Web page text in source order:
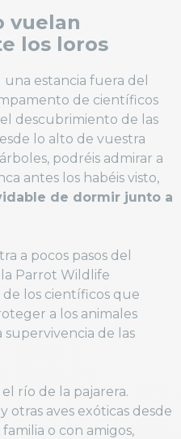
vuelan
los loros
estancia fuera del
de científicos
descubrimiento de las
lo alto de vuestra
podréis admirar a
antes los habéis visto,
de dormir junto a
a pocos pasos del
Parrot Wildlife
los científicos que
a los animales
supervivencia de las
río de la pajarera.
otras aves exóticas desde
o con amigos,